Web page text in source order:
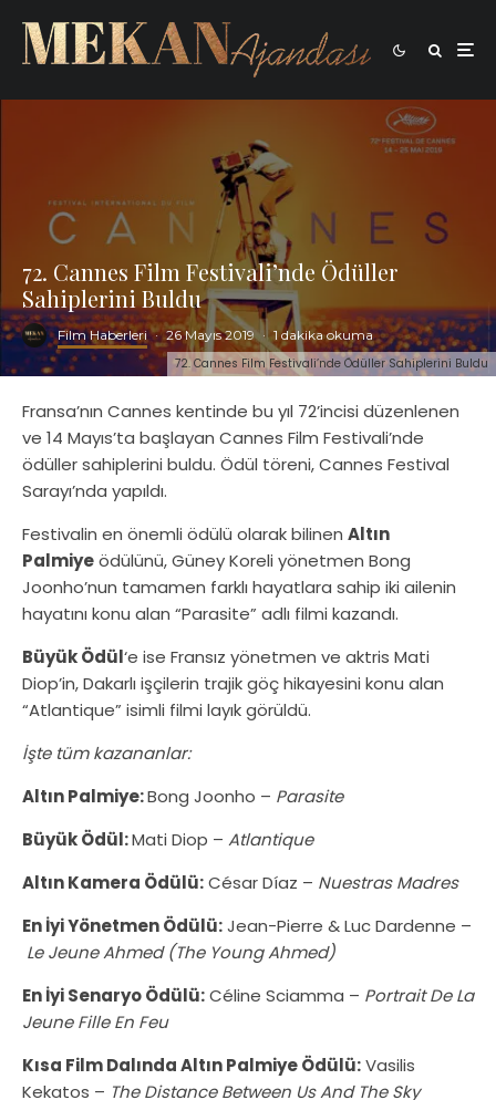
72. Cannes Film Festivali’nde Ödüller Sahiplerini Buldu
72. Cannes Film Festivali’nde Ödüller
Sahiplerini Buldu
Film Haberleri · 26 Mayıs 2019 · 1 dakika okuma
Fransa’nın Cannes kentinde bu yıl 72’incisi düzenlenen
ve 14 Mayıs’ta başlayan Cannes Film Festivali’nde
ödüller sahiplerini buldu. Ödül töreni, Cannes Festival
Sarayı’nda yapıldı.
Festivalin en önemli ödülü olarak bilinen Altın
Palmiyeödülünü, Güney Koreli yönetmen Bong
Joonho’nun tamamen farklı hayatlara sahip iki ailenin
hayatını konu alan “Parasite” adlı filmi kazandı.
Büyük Ödül‘e ise Fransız yönetmen ve aktris Mati
Diop’in, Dakarlı işçilerin trajik göç hikayesini konu alan
“Atlantique” isimli filmi layık görüldü.
İşte tüm kazananlar:
Altın Palmiye:Bong Joonho – Parasite
Büyük Ödül:Mati Diop – Atlantique
Altın Kamera Ödülü:César Díaz – Nuestras Madres
En İyi Yönetmen Ödülü:Jean-Pierre & Luc Dardenne –
Le Jeune Ahmed (The Young Ahmed)
En İyi Senaryo Ödülü:Céline Sciamma – Portrait De La
Jeune Fille En Feu
Kısa Film Dalında Altın Palmiye Ödülü:Vasilis
Kekatos – The Distance Between Us And The Sky